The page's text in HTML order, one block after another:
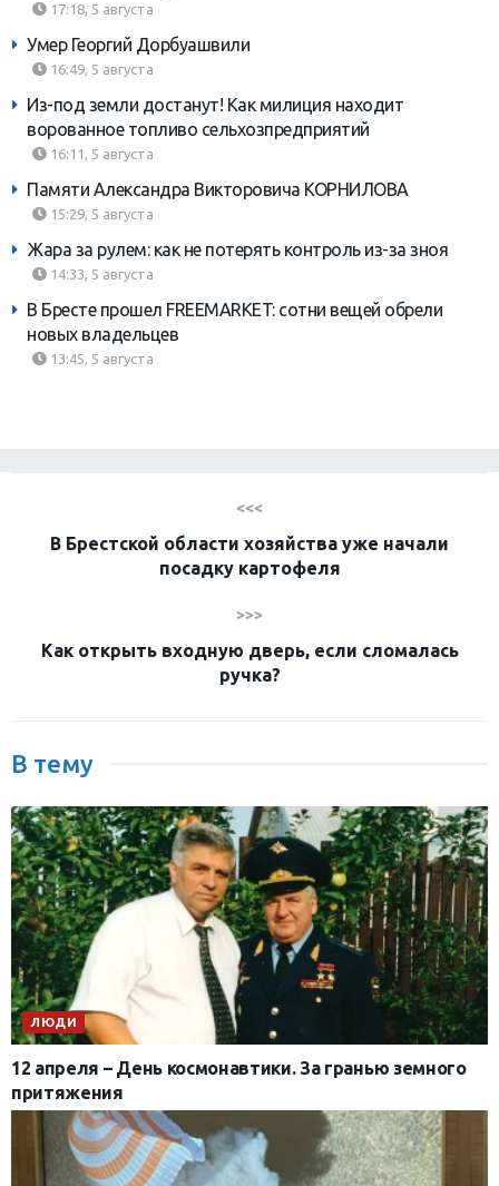
17:18, 5 августа
Умер Георгий Дорбуашвили
16:49, 5 августа
Из-под земли достанут! Как милиция находит
ворованное топливо сельхозпредприятий
16:11, 5 августа
Памяти Александра Викторовича КОРНИЛОВА
15:29, 5 августа
Жара за рулем: как не потерять контроль из-за зноя
14:33, 5 августа
В Бресте прошел FREEMARKET: сотни вещей обрели
новых владельцев
13:45, 5 августа
<<<
В Брестской области хозяйства уже начали
посадку картофеля
>>>
Как открыть входную дверь, если сломалась
ручка?
В тему
ЛЮДИ
12 апреля – День космонавтики. За гранью земного
притяжения